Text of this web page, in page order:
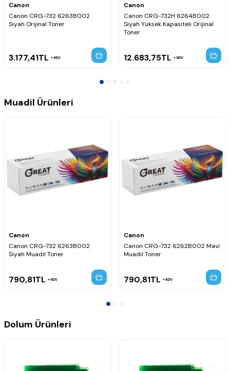
Uyumlu Yazıcı Modelleri
Canon i-SENSYS LBP-7780Cdn
Canon
Canon CRG-732 6263B002
Siyah Orijinal Toner
3.177,41TL KDV
Canon
Canon CRG-732H 6264B002
Siyah Yüksek Kapasiteli Orijinal
Toner
12.683,75TL KDV
Muadil Ürünleri
Canon
Canon CRG-732 6263B002
Siyah Muadil Toner
790,81TL KDV
Canon
Canon CRG-732 6262B002 Mavi
Muadil Toner
790,81TL KDV
Dolum Ürünleri